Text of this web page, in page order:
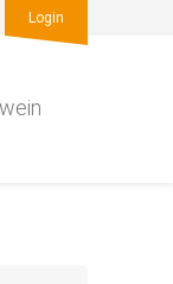
Login